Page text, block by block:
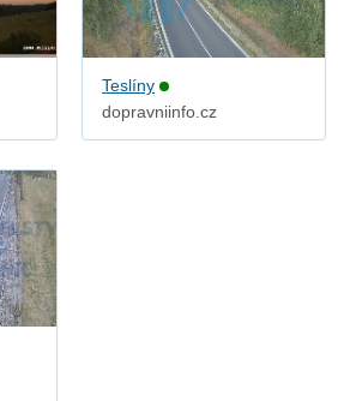
Teslíny
dopravniinfo.cz